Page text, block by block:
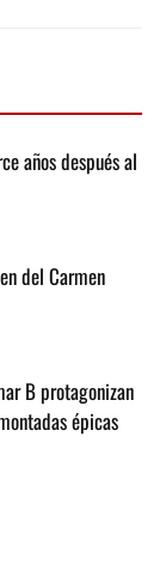
años después al
del Carmen
B protagonizan
épicas